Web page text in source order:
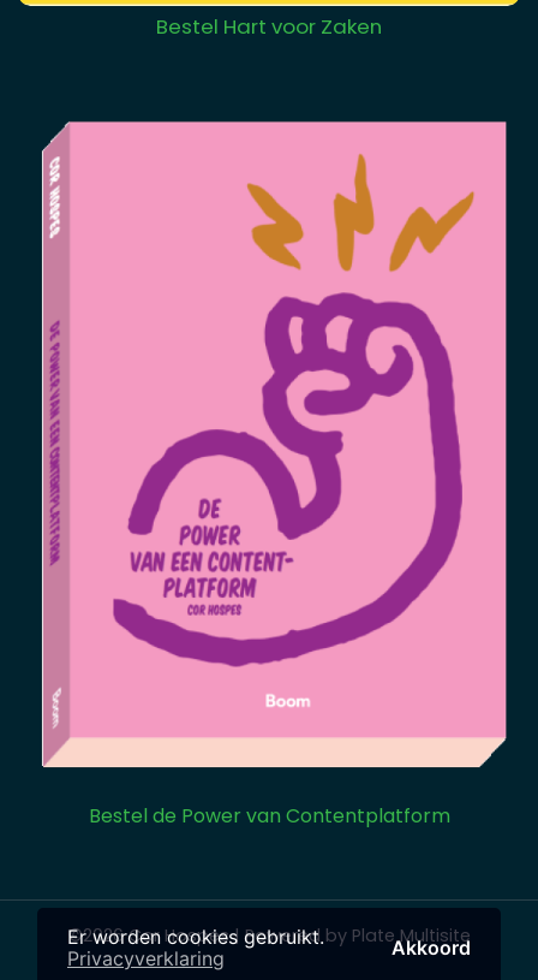
Er worden cookies gebruikt.
Privacyverklaring
Akkoord
Bestel Hart voor Zaken
Bestel de Power van Contentplatform
©2026 Cor Hospes | Powered by Plate Multisite